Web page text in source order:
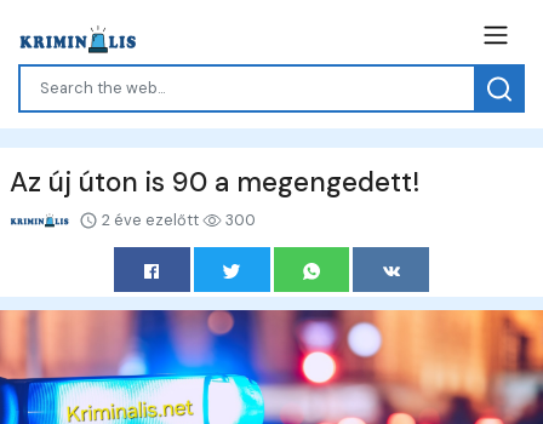
Az új úton is 90 a megengedett!
2 éve ezelőtt 300